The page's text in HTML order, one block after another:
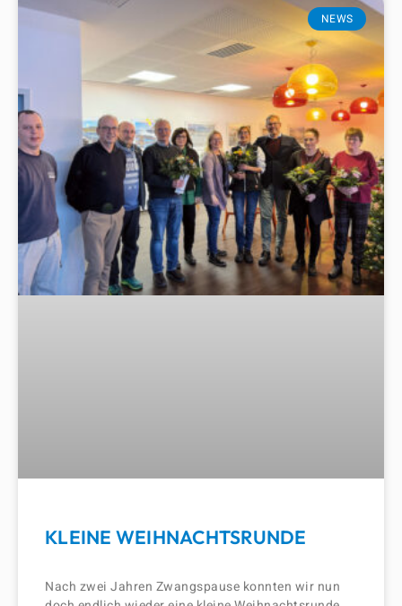
NEWS
KLEINE WEIHNACHTSRUNDE
Nach zwei Jahren Zwangspause konnten wir nun